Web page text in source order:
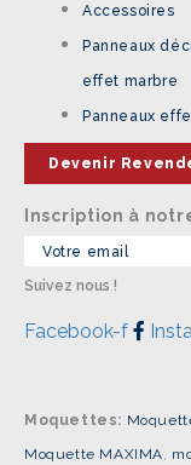
Accessoires
Panneaux
effet marbre
Panneaux
Devenir
Inscription à
Suivez nous !
Facebook-f
Moquettes:
Moquette MAXIMA,